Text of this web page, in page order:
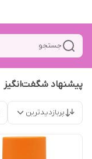
جستجو
پیشنهاد شگفت‌انگیز
پربازدیدترین